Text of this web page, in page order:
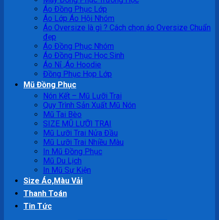
Áo Đồng Phục Lớp
Áo Lớp Áo Hội Nhóm
Áo Oversize là gì ? Cách chọn áo Oversize Chuẩn
đẹp
Áo Đồng Phục Nhóm
Áo Đồng Phục Học Sinh
Áo Nỉ ,Áo Hoodie
Đồng Phục Họp Lớp
Mũ Đồng Phục
Nón Kết – Mũ Lưỡi Trai
Quy Trình Sản Xuất Mũ Nón
Mũ Tai Bèo
SIZE MŨ LƯỠI TRAI
Mũ Lưỡi Trai Nửa Đầu
Mũ Lưỡi Trai Nhiều Màu
In Mũ Đồng Phục
Mũ Du Lịch
In Mũ Sự Kiện
Size Áo,Màu Vải
Thanh Toán
Tin Tức